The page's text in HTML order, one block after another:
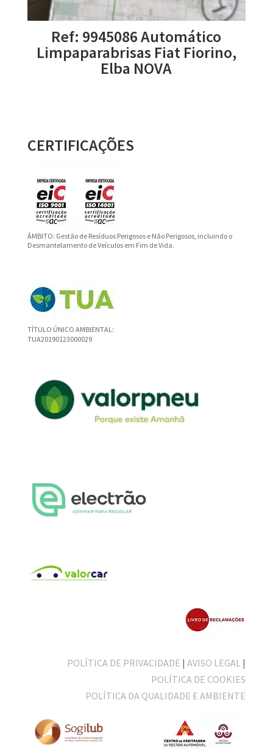
Ref: 9945086 Automático
Limpaparabrisas Fiat Fiorino,
Elba NOVA
CERTIFICAÇÕES
ÂMBITO: Gestão de Resíduos Perigosos e Não Perigosos, incluindo o
Desmantelamento de Veículos em Fim de Vida.
TÍTULO ÚNICO AMBIENTAL:
TUA20190123000029
POLÍTICA DE PRIVACIDADE |AVISO LEGAL |
POLÍTICA DE COOKIES
POLÍTICA DA QUALIDADE E AMBIENTE